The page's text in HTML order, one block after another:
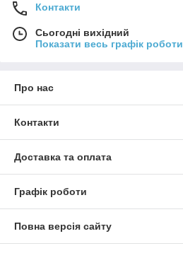
Контакти
Сьогодні вихідний
Показати весь графік роботи
Про нас
Контакти
Доставка та оплата
Графік роботи
Повна версія сайту